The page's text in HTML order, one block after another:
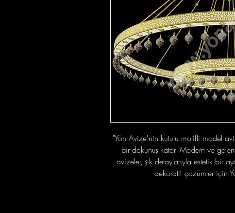
"Yön Avize'nin kutulu motifli model
bir dokunuş katar. Modern ve
avizeler, şık detaylarıyla estetik bir
dekoratif çözümler için